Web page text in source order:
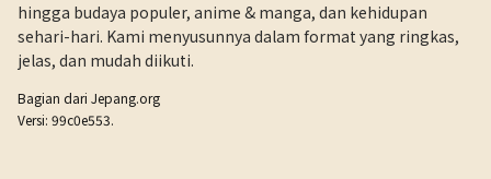
hingga budaya populer, anime & manga, dan kehidupan
sehari-hari. Kami menyusunnya dalam format yang ringkas,
jelas, dan mudah diikuti.
Bagian dari Jepang.org
Versi: 99c0e553.